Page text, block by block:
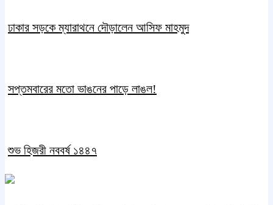
ঢাকার সড়কে ম্যারাথনে দৌড়ালেন আসিফ মাহমুদ
সপ্তমবারের মতো ভাঙনের পাড়ে লাঙল!
শুভ হিজরী নববর্ষ ১৪৪৭